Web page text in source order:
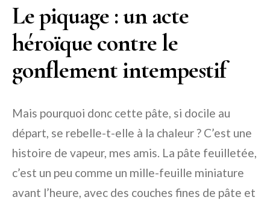
Le piquage : un acte
héroïque contre le
gonflement intempestif
Mais pourquoi donc cette pâte, si docile au
départ, se rebelle-t-elle à la chaleur ? C’est une
histoire de vapeur, mes amis. La pâte feuilletée,
c’est un peu comme un mille-feuille miniature
avant l’heure, avec des couches fines de pâte et